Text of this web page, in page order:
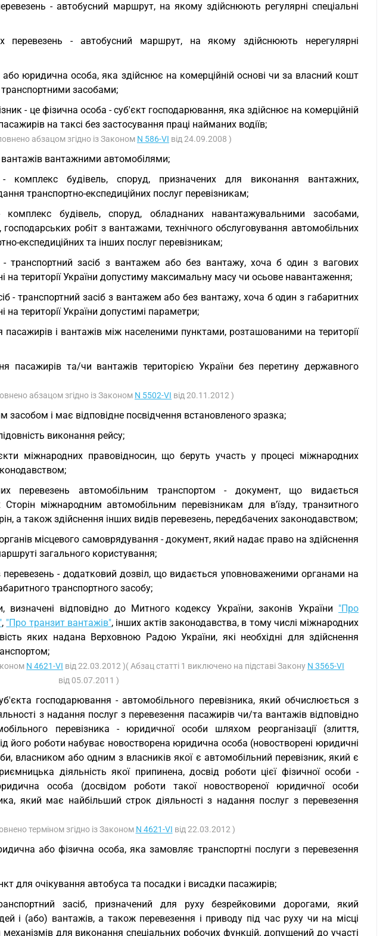
- автобусний маршрут, на якому здійснюють регулярні спеціальні
перевезень - автобусний маршрут, на якому здійснюють нерегулярні
або юридична особа, яка здійснює на комерційній основі чи за власний кошт
засобами;
- це фізична особа - суб'єкт господарювання, яка здійснює на комерційній
на таксі без застосування праці найманих водіїв;
абзацом згідно із Законом N 586-VI від 24.09.2008 )
вантажів вантажними автомобілями;
комплекс будівель, споруд, призначених для виконання вантажних,
транспортно-експедиційних послуг перевізникам;
будівель, споруд, обладнаних навантажувальними засобами,
робіт з вантажами, технічного обслуговування автомобільних
експедиційних та інших послуг перевізникам;
- транспортний засіб з вантажем або без вантажу, хоча б один з вагових
на території України допустиму максимальну масу чи осьове навантаження;
- транспортний засіб з вантажем або без вантажу, хоча б один з габаритних
території України допустимі параметри;
пасажирів і вантажів між населеними пунктами, розташованими на території
пасажирів та/чи вантажів територією України без перетину державного
абзацом згідно із Законом N 5502-VI від 20.11.2012 )
засобом і має відповідне посвідчення встановленого зразка;
виконання рейсу;
міжнародних правовідносин, що беруть участь у процесі міжнародних
перевезень автомобільним транспортом - документ, що видається
міжнародним автомобільним перевізникам для в'їзду, транзитного
а також здійснення інших видів перевезень, передбачених законодавством;
місцевого самоврядування - документ, який надає право на здійснення
загального користування;
- додатковий дозвіл, що видається уповноваженими органами на
транспортного засобу;
відповідно до Митного кодексу України, законів України "Про
, "Про транзит вантажів", інших актів законодавства, в тому числі міжнародних
яких надана Верховною Радою України, які необхідні для здійснення
N 4621-VI від 22.03.2012 )( Абзац статті 1 виключено на підставі Закону N 3565-VI
від 05.07.2011 )
господарювання - автомобільного перевізника, який обчислюється з
з надання послуг з перевезення пасажирів чи/та вантажів відповідно
перевізника - юридичної особи шляхом реорганізації (злиття,
його роботи набуває новостворена юридична особа (новостворені юридичні
власником або одним з власників якої є автомобільний перевізник, який є
діяльність якої припинена, досвід роботи цієї фізичної особи -
особа (досвідом роботи такої новоствореної юридичної особи
який має найбільший строк діяльності з надання послуг з перевезення
терміном згідно із Законом N 4621-VI від 22.03.2012 )
або фізична особа, яка замовляє транспортні послуги з перевезення
для очікування автобуса та посадки і висадки пасажирів;
засіб, призначений для руху безрейковими дорогами, який
і (або) вантажів, а також перевезення і приводу під час руху чи на місці
для виконання спеціальних робочих функцій, допущений до участі